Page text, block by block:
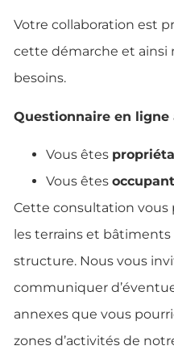
Votre collaboration est
cette démarche et ainsi
besoins.
Questionnaire en ligne
Vous êtes
Vous êtes occupant
Cette consultation
les terrains et
structure. Nous vous
communiquer
annexes que vous
zones d’activités de